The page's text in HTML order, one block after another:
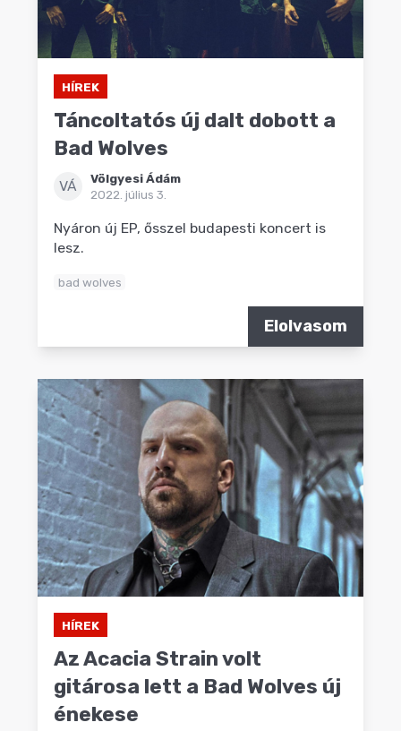
HÍREK
Táncoltatós új dalt dobott a
Bad Wolves
VÁ
Völgyesi Ádám
2022. július 3.
Nyáron új EP, ősszel budapesti koncert is
lesz.
bad wolves
Elolvasom
HÍREK
Az Acacia Strain volt
gitárosa lett a Bad Wolves új
énekese